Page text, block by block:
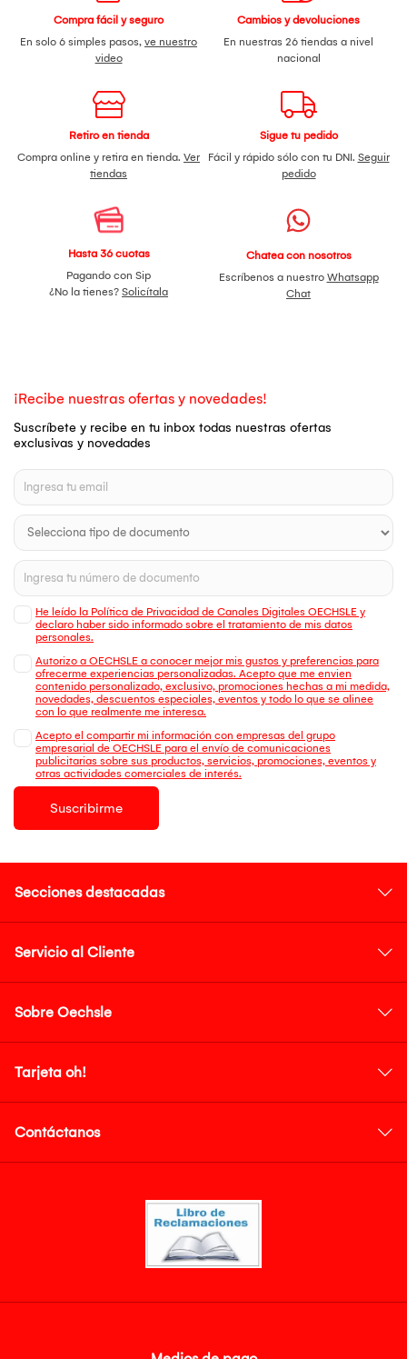
Compra fácil y seguro
En solo 6 simples pasos, ve nuestro
video
Cambios y devoluciones
En nuestras 26 tiendas a nivel
nacional
Retiro en tienda
Compra online y retira en tienda. Ver
tiendas
Sigue tu pedido
Fácil y rápido sólo con tu DNI. Seguir
pedido
Hasta 36 cuotas
Pagando con Sip
¿No la tienes? Solicítala
Chatea con nosotros
Escríbenos a nuestro Whatsapp
Chat
¡Recibe nuestras ofertas y novedades!
Suscríbete y recibe en tu inbox todas nuestras ofertas
exclusivas y novedades
He leído la Política de Privacidad de Canales Digitales OECHSLE y
declaro haber sido informado sobre el tratamiento de mis datos
personales.
Autorizo a OECHSLE a conocer mejor mis gustos y preferencias para
ofrecerme experiencias personalizadas. Acepto que me envien
contenido personalizado, exclusivo, promociones hechas a mi medida,
novedades, descuentos especiales, eventos y todo lo que se alinee
con lo que realmente me interesa.
Acepto el compartir mi información con empresas del grupo
empresarial de OECHSLE para el envío de comunicaciones
publicitarias sobre sus productos, servicios, promociones, eventos y
otras actividades comerciales de interés.
Suscribirme
Secciones destacadas
Servicio al Cliente
Sobre Oechsle
Tarjeta oh!
Contáctanos